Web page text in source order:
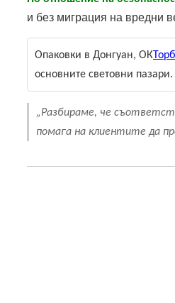
и без миграция на вредни
Опаковки в Донгуан, ОК
основните световни пазари.
„Разбираме, че
помага на клиентите да